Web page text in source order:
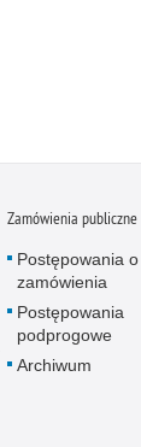
Zamówienia publiczne
Postępowania o
zamówienia
Postępowania
podprogowe
Archiwum